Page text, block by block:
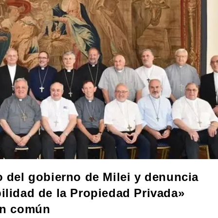
gobierno de Milei y denuncia
de la Propiedad Privada»
común